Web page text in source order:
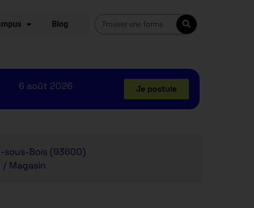
Blog
6 août 2026 Je postule
sous-Bois (93600)
Magasin